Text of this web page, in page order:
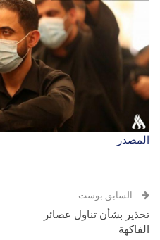
المصدر
السابق بوست
تحذير بشأن تناول عصائر
الفاكهة